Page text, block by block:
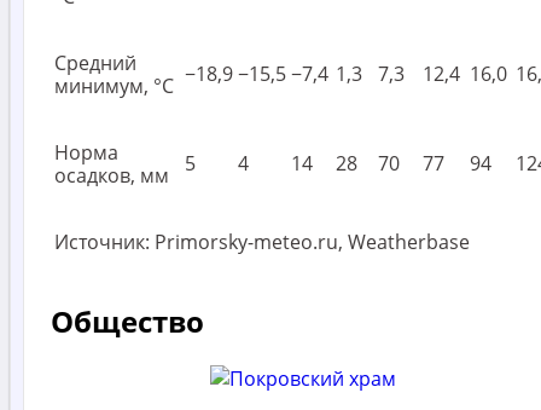
Средний
минимум, °C −18,9−15,5−7,4 1,3 7,3 12,4 16,0
Норма
осадков, мм
5 4 14 28 70 77 94
Источник: Primorsky-meteo.ru, Weatherbase
Общество